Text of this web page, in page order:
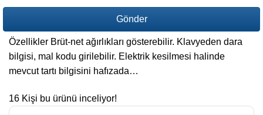
Gönder
This
field
should
left
Özellikler Brüt-net ağırlıkları gösterebilir. Klavyeden dara
bilgisi, mal kodu girilebilir. Elektrik kesilmesi halinde
mevcut tartı bilgisini hafızada…
16 Kişi bu ürünü inceliyor!